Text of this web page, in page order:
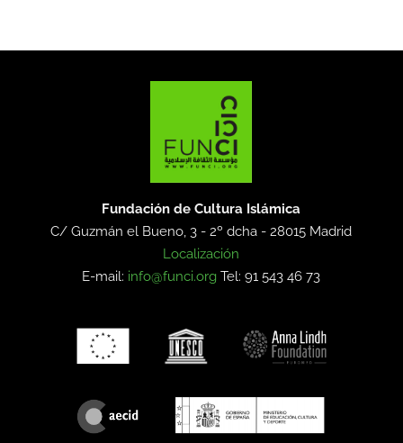
Fundación de Cultura Islámica
C/ Guzmán el Bueno, 3 - 2º dcha -28015 Madrid
Localización
E-mail: info@funci.org Tel: 91 543 46 73